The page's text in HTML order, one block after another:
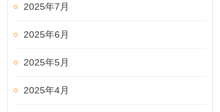
2025年7月
2025年6月
2025年5月
2025年4月